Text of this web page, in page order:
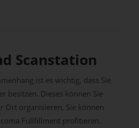
Scanstation
ist es wichtig, dass Sie
besitzen. Dieses können Sie
Ort organisieren, Sie können
Fullfillment profitieren.